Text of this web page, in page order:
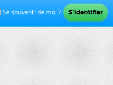
Se souvenir de moi ?